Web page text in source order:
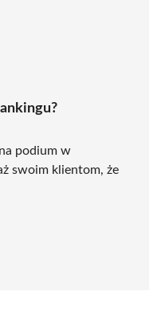
podium w
swoim klientom, że